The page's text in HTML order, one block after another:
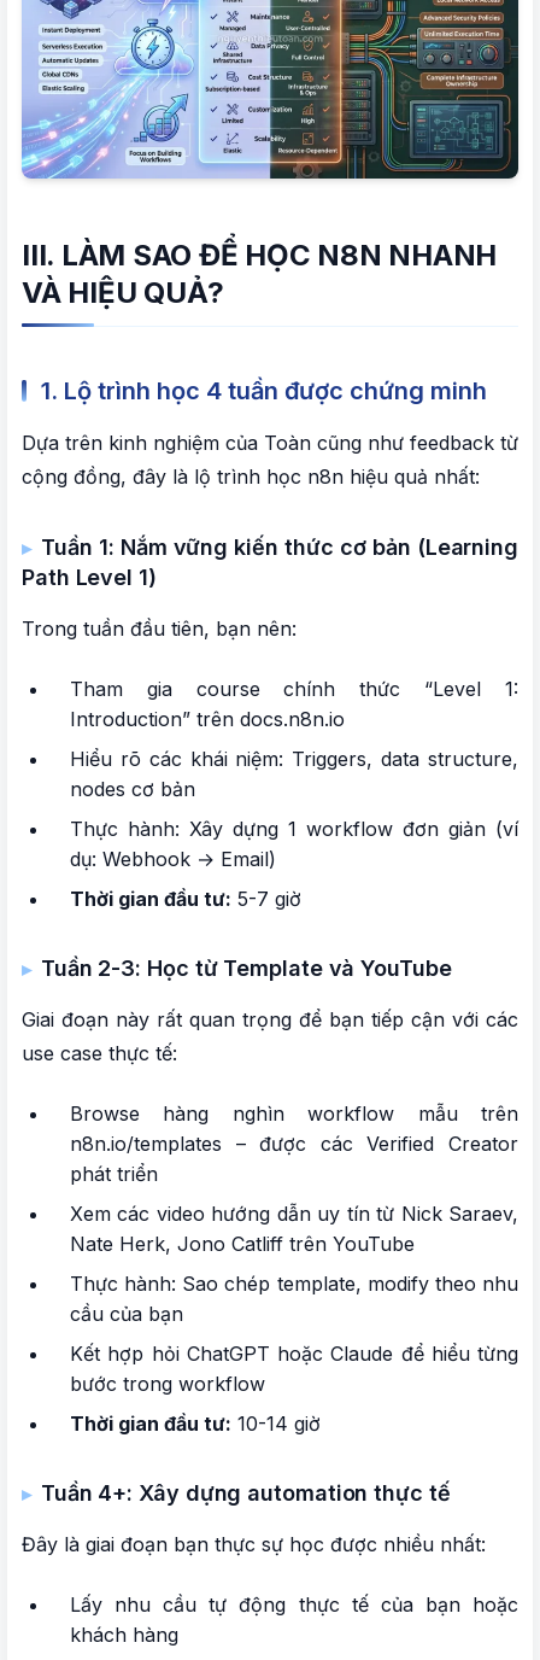
III. LÀM SAO ĐỂ HỌC N8N NHANH
VÀ HIỆU QUẢ?
1. Lộ trình học 4 tuần được chứng minh
Dựa trên kinh nghiệm của Toàn cũng như feedback từ
cộng đồng, đây là lộ trình học n8n hiệu quả nhất:
Tuần 1: Nắm vững kiến thức cơ bản (Learning
Path Level 1)
Trong tuần đầu tiên, bạn nên:
Tham gia course chính thức “Level 1:
Introduction” trên docs.n8n.io
Hiểu rõ các khái niệm: Triggers, data structure,
nodes cơ bản
Thực hành: Xây dựng 1 workflow đơn giản (ví
dụ: Webhook → Email)
Thời gian đầu tư: 5-7 giờ
Tuần 2-3: Học từ Template và YouTube
Giai đoạn này rất quan trọng để bạn tiếp cận với các
use case thực tế:
Browse hàng nghìn workflow mẫu trên
n8n.io/templates – được các Verified Creator
phát triển
Xem các video hướng dẫn uy tín từ Nick Saraev,
Nate Herk, Jono Catliff trên YouTube
Thực hành: Sao chép template, modify theo nhu
cầu của bạn
Kết hợp hỏi ChatGPT hoặc Claude để hiểu từng
bước trong workflow
Thời gian đầu tư: 10-14 giờ
Tuần 4+: Xây dựng automation thực tế
Đây là giai đoạn bạn thực sự học được nhiều nhất:
Lấy nhu cầu tự động thực tế của bạn hoặc
khách hàng